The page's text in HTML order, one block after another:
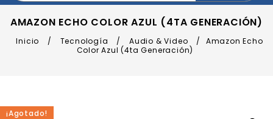
AMAZON ECHO COLOR AZUL (4TA GENERACIÓN)
Inicio / Tecnología / Audio & Video /
Amazon Echo
Color Azul (4ta Generación)
¡Agotado!